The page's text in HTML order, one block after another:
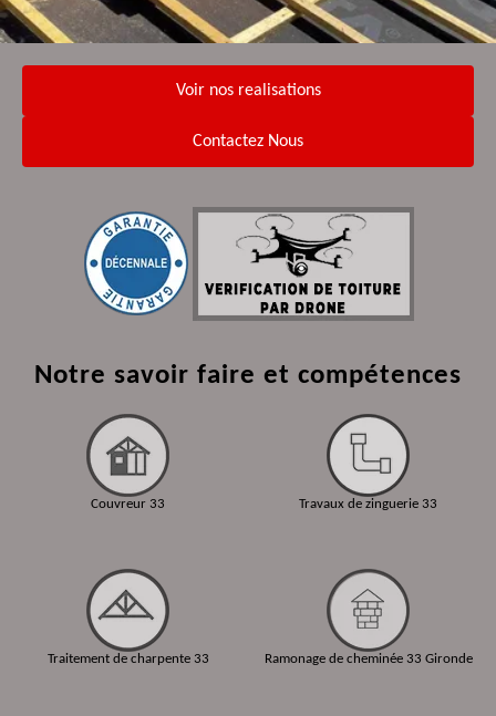
Voir nos realisations
Contactez Nous
Notre savoir faire et compétences
Couvreur 33
Traitement de charpente 33
Travaux de zinguerie 33
Ramonage de cheminée 33 Gironde